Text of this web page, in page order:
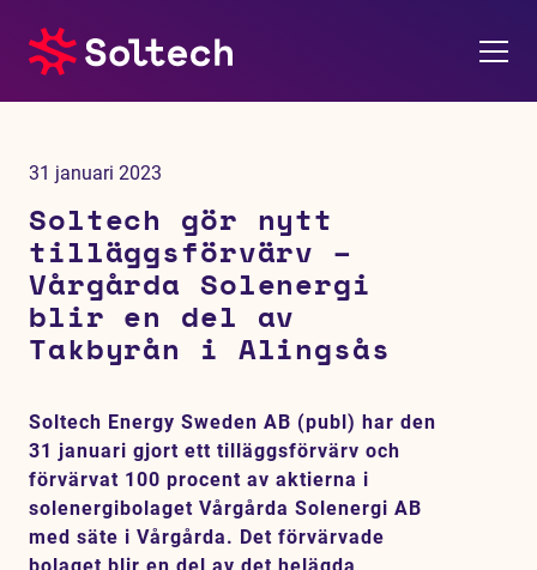
Karriär
Tjänster
Referensprojekt
Hållbarhet
31 januari 2023
Soltech gör nytt
tilläggsförvärv –
Vårgårda Solenergi
blir en del av
Takbyrån i Alingsås
Soltech Energy Sweden AB (publ) har den
31 januari gjort ett tilläggsförvärv och
förvärvat 100 procent av aktierna i
solenergibolaget Vårgårda Solenergi AB
med säte i Vårgårda. Det förvärvade